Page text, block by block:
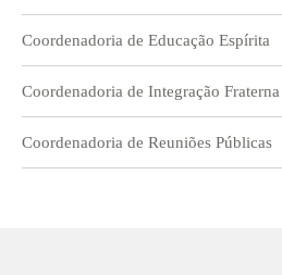
Coordenadoria de Educação Espírita
Coordenadoria de Integração Fraterna
Coordenadoria de Reuniões Públicas